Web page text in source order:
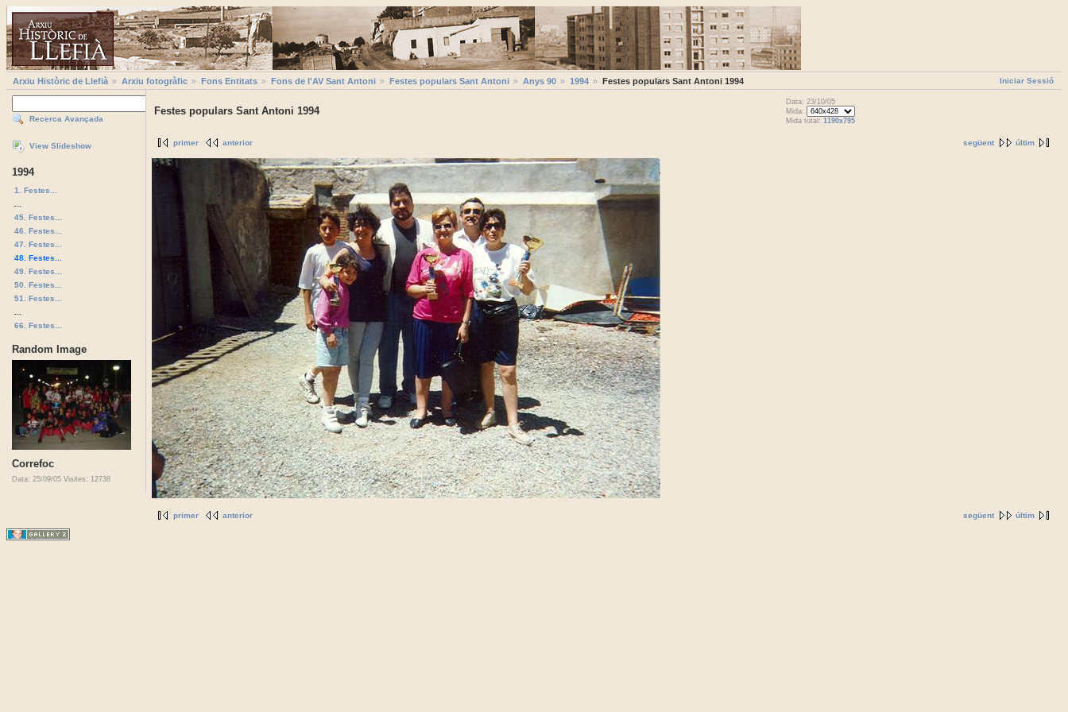
Iniciar Sessió
Arxiu Històric de Llefià Arxiu fotogràfic Fons Entitats Fons de l'AV Sant Antoni Festes populars Sant Antoni Anys 90 1994 Festes populars Sant Antoni 1994
Recerca Avançada
View Slideshow
1994
1. Festes...
45. Festes...
46. Festes...
47. Festes...
48. Festes...
49. Festes...
50. Festes...
51. Festes...
66. Festes...
Random Image
Correfoc
Data: 25/09/05 Visites: 12738
Festes populars Sant Antoni 1994
Data: 23/10/05
Mida:
Mida total: 1190x795
següent últim
primer anterior
següent últim
primer anterior